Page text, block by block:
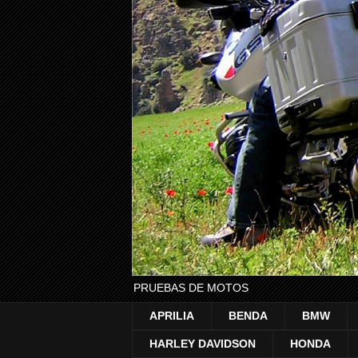
PRUEBAS DE MOTOS
APRILIA BENDA BMW
HARLEY DAVIDSON HONDA